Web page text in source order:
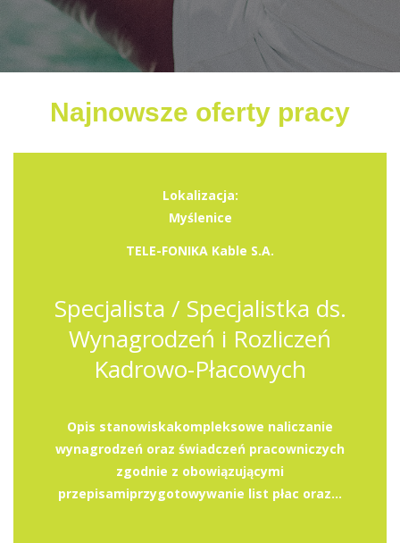
Najnowsze oferty pracy
Lokalizacja:
Myślenice
TELE-FONIKA Kable S.A.
Specjalista / Specjalistka ds.
Wynagrodzeń i Rozliczeń
Kadrowo-Płacowych
Opis stanowiskakompleksowe naliczanie
wynagrodzeń oraz świadczeń pracowniczych
zgodnie z obowiązującymi
przepisamiprzygotowywanie list płac oraz...